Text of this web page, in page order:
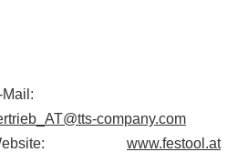
Mail:
company.com
www.festool.at